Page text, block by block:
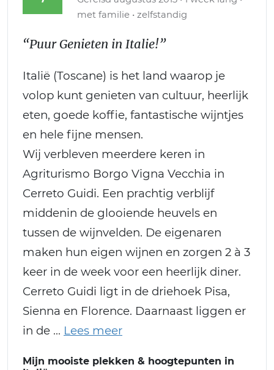
met familie • zelfstandig
“Puur Genieten in Italie!”
Italië (Toscane) is het land waarop je
volop kunt genieten van cultuur, heerlijk
eten, goede koffie, fantastische wijntjes
en hele fijne mensen.
Wij verbleven meerdere keren in
Agriturismo Borgo Vigna Vecchia in
Cerreto Guidi. Een prachtig verblijf
middenin de glooiende heuvels en
tussen de wijnvelden. De eigenaren
maken hun eigen wijnen en zorgen 2 à 3
keer in de week voor een heerlijk diner.
Cerreto Guidi ligt in de driehoek Pisa,
Sienna en Florence. Daarnaast liggen er
in de
Mijn mooiste plekken & hoogtepunten in